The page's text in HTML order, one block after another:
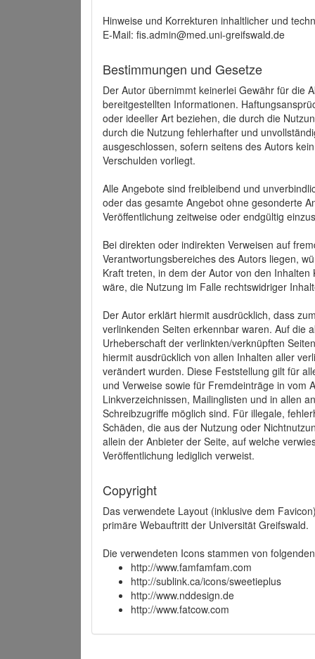
Hinweise und Korrekturen inhaltlicher und
E-Mail: fis.admin@med.uni-greifswald.de
Bestimmungen und Gesetze
Der Autor übernimmt keinerlei Gewähr für die
bereitgestellten Informationen.
oder ideeller Art beziehen, die durch die
durch die Nutzung fehlerhafter und
ausgeschlossen, sofern seitens des Autors
Verschulden vorliegt.
Alle Angebote sind freibleibend und
oder das gesamte Angebot ohne gesonderte
Veröffentlichung zeitweise oder endgültig
Bei direkten oder indirekten Verweisen auf
Verantwortungsbereiches des Autors liegen,
Kraft treten, in dem der Autor von den
wäre, die Nutzung im Falle rechtswidriger
Der Autor erklärt hiermit ausdrücklich, dass
verlinkenden Seiten erkennbar waren. Auf die
Urheberschaft der verlinkten/verknüpften
hiermit ausdrücklich von allen Inhalten aller
verändert wurden. Diese Feststellung gilt für
und Verweise sowie für Fremdeinträge in vom
Linkverzeichnissen, Mailinglisten und in allen
Schreibzugriffe möglich sind. Für illegale,
Schäden, die aus der Nutzung oder
allein der Anbieter der Seite, auf welche
Veröffentlichung lediglich verweist.
Copyright
Das verwendete Layout (inklusive dem
primäre Webauftritt der Universität Greifswald.
Die verwendeten Icons stammen von
http://www.famfamfam.com
http://sublink.ca/icons/sweetieplus
http://www.nddesign.de
http://www.fatcow.com